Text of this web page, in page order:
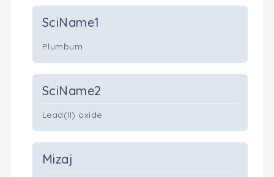
SciName1
Plumbum
SciName2
Lead(II) oxide
Mizaj